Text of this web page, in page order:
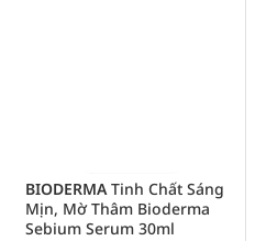
BIODERMATinh Chất Sáng
Mịn, Mờ Thâm Bioderma
Sebium Serum 30ml